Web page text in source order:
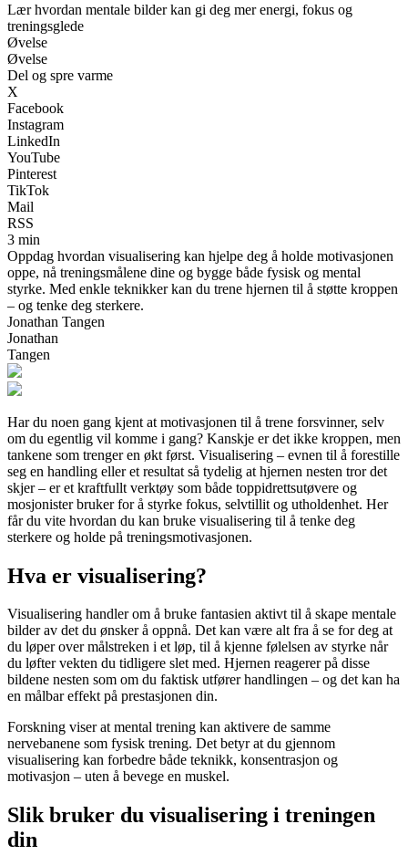
Lær hvordan mentale bilder kan gi deg mer energi, fokus og
treningsglede
Øvelse
Øvelse
Del og spre varme
X
Facebook
Instagram
LinkedIn
YouTube
Pinterest
TikTok
Mail
RSS
3 min
Oppdag hvordan visualisering kan hjelpe deg å holde motivasjonen
oppe, nå treningsmålene dine og bygge både fysisk og mental
styrke. Med enkle teknikker kan du trene hjernen til å støtte kroppen
– og tenke deg sterkere.
Jonathan Tangen
Jonathan
Tangen
Har du noen gang kjent at motivasjonen til å trene forsvinner, selv
om du egentlig vil komme i gang? Kanskje er det ikke kroppen, men
tankene som trenger en økt først. Visualisering – evnen til å forestille
seg en handling eller et resultat så tydelig at hjernen nesten tror det
skjer – er et kraftfullt verktøy som både toppidrettsutøvere og
mosjonister bruker for å styrke fokus, selvtillit og utholdenhet. Her
får du vite hvordan du kan bruke visualisering til å tenke deg
sterkere og holde på treningsmotivasjonen.
Hva er visualisering?
Visualisering handler om å bruke fantasien aktivt til å skape mentale
bilder av det du ønsker å oppnå. Det kan være alt fra å se for deg at
du løper over målstreken i et løp, til å kjenne følelsen av styrke når
du løfter vekten du tidligere slet med. Hjernen reagerer på disse
bildene nesten som om du faktisk utfører handlingen – og det kan ha
en målbar effekt på prestasjonen din.
Forskning viser at mental trening kan aktivere de samme
nervebanene som fysisk trening. Det betyr at du gjennom
visualisering kan forbedre både teknikk, konsentrasjon og
motivasjon – uten å bevege en muskel.
Slik bruker du visualisering i treningen
din